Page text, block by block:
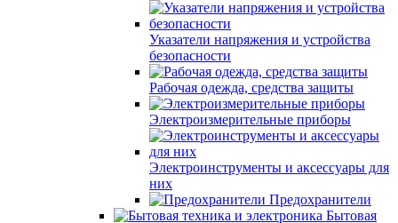
Указатели напряжения и устройства
безопасности
Рабочая одежда, средства защиты
Электроизмерительные приборы
Электроинструменты и аксессуары для
них
Предохранители
Бытовая